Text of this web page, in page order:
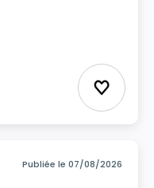
Ajouter
Publiée le 07/08/2026